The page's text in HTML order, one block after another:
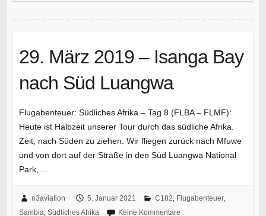
29. März 2019 – Isanga Bay
nach Süd Luangwa
Flugabenteuer: Südliches Afrika – Tag 8 (FLBA – FLMF):
Heute ist Halbzeit unserer Tour durch das südliche Afrika.
Zeit, nach Süden zu ziehen. Wir fliegen zurück nach Mfuwe
und von dort auf der Straße in den Süd Luangwa National
Park,…
n3aviation 5. Januar 2021 C182, Flugabenteuer,
Sambia, Südliches Afrika Keine Kommentare